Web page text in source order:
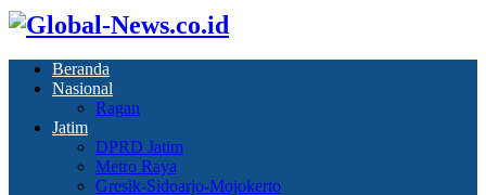
Beranda
Nasional
Ragan
Jatim
DPRD Jatim
Metro Raya
Gresik-Sidoarjo-Mojokerto